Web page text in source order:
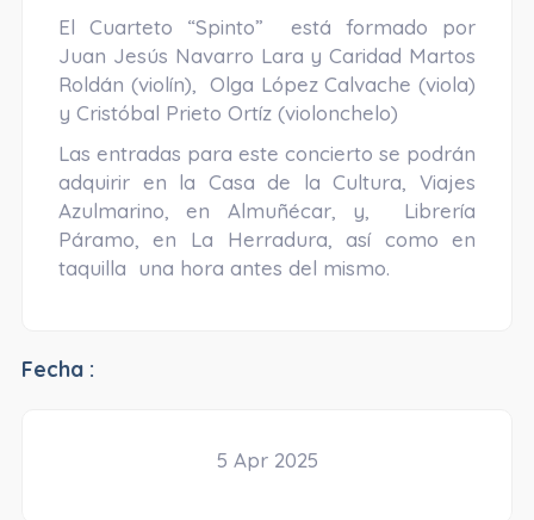
El Cuarteto “Spinto” está formado por
Juan Jesús Navarro Lara y Caridad Martos
Roldán (violín), Olga López Calvache (viola)
y Cristóbal Prieto Ortíz (violonchelo)
Las entradas para este concierto se podrán
adquirir en la Casa de la Cultura, Viajes
Azulmarino, en Almuñécar, y, Librería
Páramo, en La Herradura, así como en
taquilla una hora antes del mismo.
Fecha :
5 Apr 2025